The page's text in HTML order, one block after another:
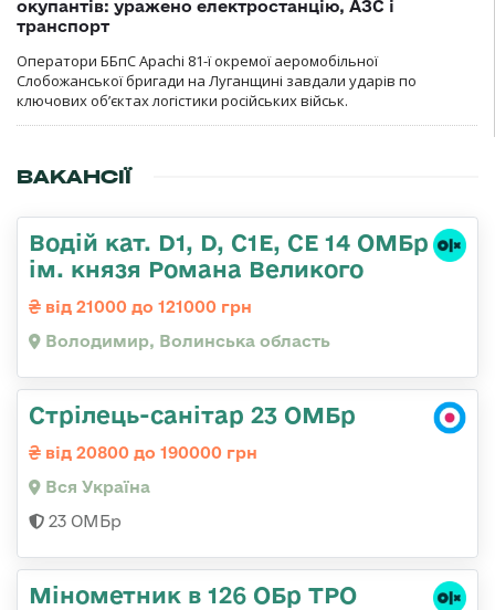
окупантів: уражено електростанцію, АЗС і
транспорт
Оператори ББпС Apachi 81-ї окремої аеромобільної
Слобожанської бригади на Луганщині завдали ударів по
ключових об’єктах логістики російських військ.
ВАКАНСІЇ
Водій кат. D1, D, C1E, CE 14 ОМБр
ім. князя Романа Великого
від 21000 до 121000 грн
Володимир, Волинська область
Стрілець-санітар 23 ОМБр
від 20800 до 190000 грн
Вся Україна
23 ОМБр
Мінометник в 126 ОБр ТРО